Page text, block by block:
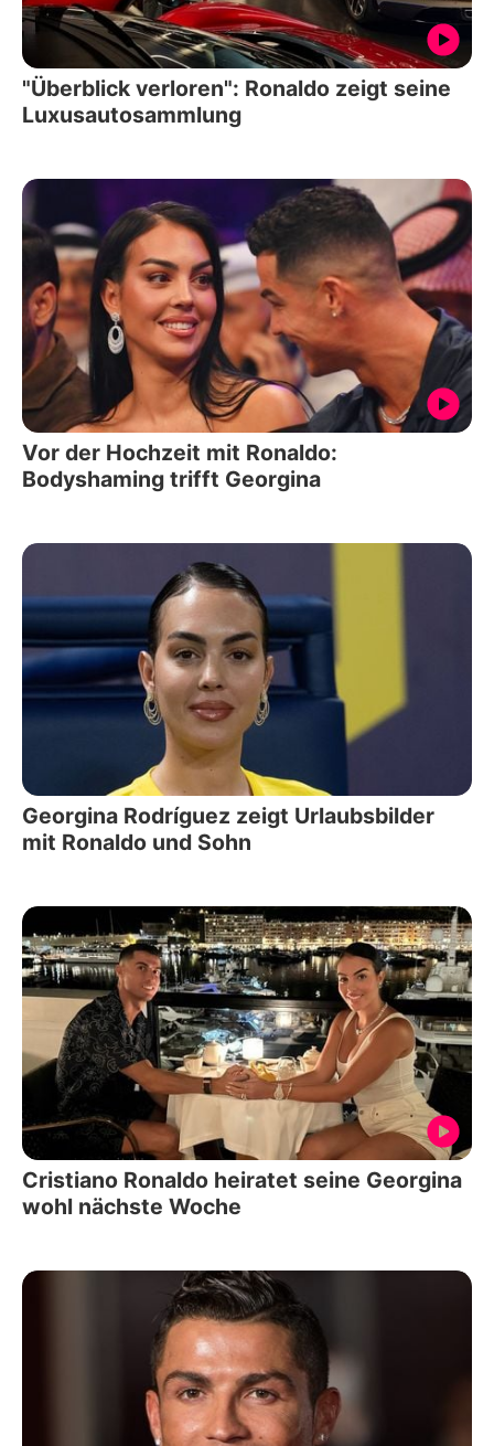
"Überblick verloren": Ronaldo zeigt seine
Luxusautosammlung
Vor der Hochzeit mit Ronaldo:
Bodyshaming trifft Georgina
Georgina Rodríguez zeigt Urlaubsbilder
mit Ronaldo und Sohn
Cristiano Ronaldo heiratet seine Georgina
wohl nächste Woche